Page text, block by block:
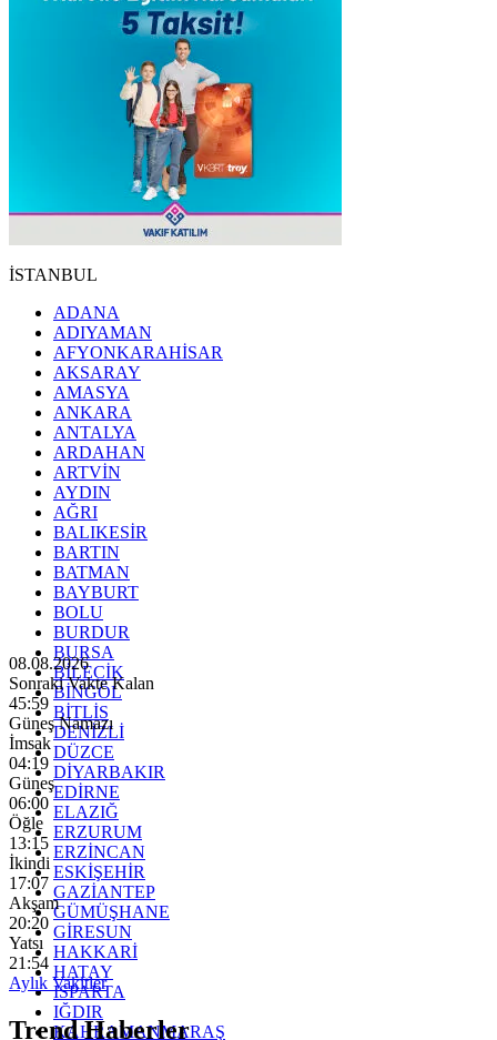
İSTANBUL
ADANA
ADIYAMAN
AFYONKARAHİSAR
AKSARAY
AMASYA
ANKARA
ANTALYA
ARDAHAN
ARTVİN
AYDIN
AĞRI
BALIKESİR
BARTIN
BATMAN
BAYBURT
BOLU
BURDUR
BURSA
BİLECİK
BİNGÖL
BİTLİS
DENİZLİ
DÜZCE
DİYARBAKIR
EDİRNE
ELAZIĞ
ERZURUM
ERZİNCAN
ESKİŞEHİR
GAZİANTEP
GÜMÜŞHANE
GİRESUN
HAKKARİ
HATAY
ISPARTA
IĞDIR
KAHRAMANMARAŞ
08.08.2026
Sonraki Vakte Kalan
45:57
Güneş Namazı
İmsak
04:19
Güneş
06:00
Öğle
13:15
İkindi
17:07
Akşam
20:20
Yatsı
21:54
Aylık Vakitler
Trend Haberler